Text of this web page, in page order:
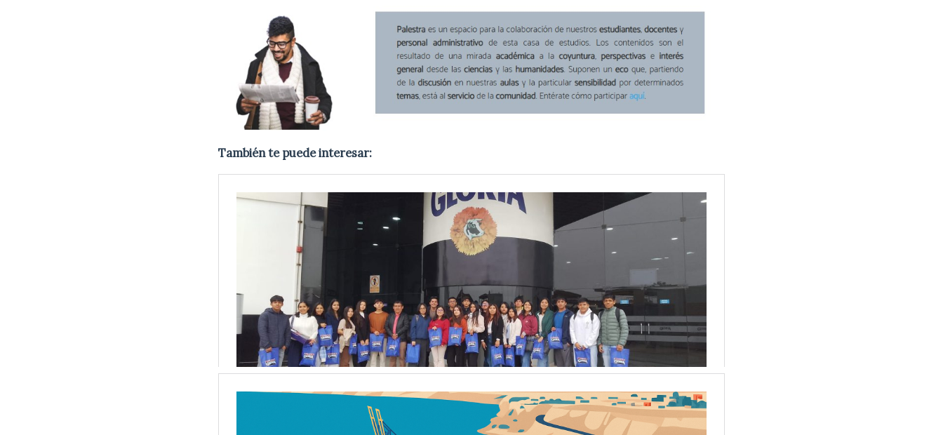
También te puede interesar: